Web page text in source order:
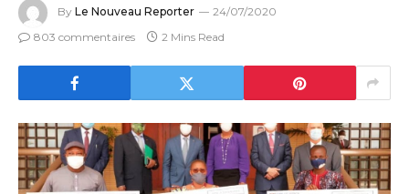
By Le Nouveau Reporter
24/07/2020
803 commentaires
2 Mins Read